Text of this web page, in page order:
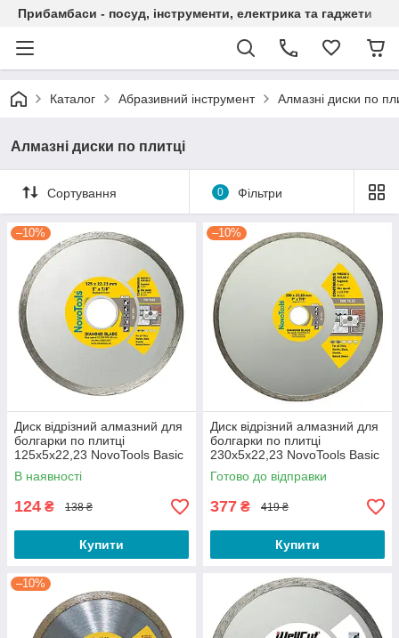
Прибамбаси - посуд, інструменти, електрика та гаджети
Каталог Абразивний інструмент Алмазні диски по
Алмазні диски по плитці
Сортування 0 Фільтри
–10%
Диск відрізний алмазний для
болгарки по плитці
125х5х22,23 NovoTools Basic
В наявності
124 ₴ 138 ₴
Купити
–10%
Диск відрізний алмазний для
болгарки по плитці
230х5х22,23 NovoTools Basic
Готово до відправки
377 ₴ 419 ₴
Купити
–10%